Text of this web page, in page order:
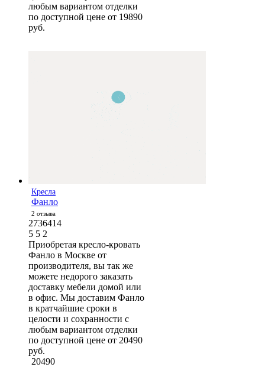
любым вариантом отделки
по доступной цене от 19890
руб.
Кресла
Фанло
2 отзыва
2736414
5 5 2
Приобретая кресло-кровать
Фанло в Москве от
производителя, вы так же
можете недорого заказать
доставку мебели домой или
в офис. Мы доставим Фанло
в кратчайшие сроки в
целости и сохранности с
любым вариантом отделки
по доступной цене от 20490
руб.
20490